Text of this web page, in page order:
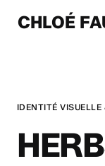
CHLOÉ
IDENTITÉ